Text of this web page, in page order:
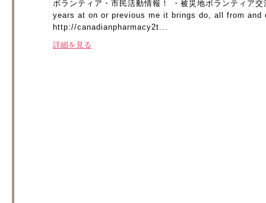
ボランティア・市民活動情報！ ・被災地ボランティア
years at on or previous me it brings do, all from and
http://canadianpharmacy2t...
詳細を見る